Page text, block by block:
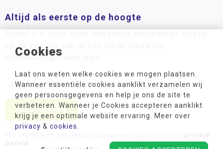
Cookies
Laat ons weten welke cookies we mogen plaatsen.
Wanneer essentiële cookies aanklikt verzamelen wij
geen persoonsgegevens en help je ons de site te
verbeteren. Wanneer je Cookies accepteren aanklikt
krijg je een optimale website ervaring. Meer over
privacy & cookies
Altijd als eerste op de hoogte
op de hoogte van acties en de nieuwste
ontwikkelingsmaterialen!